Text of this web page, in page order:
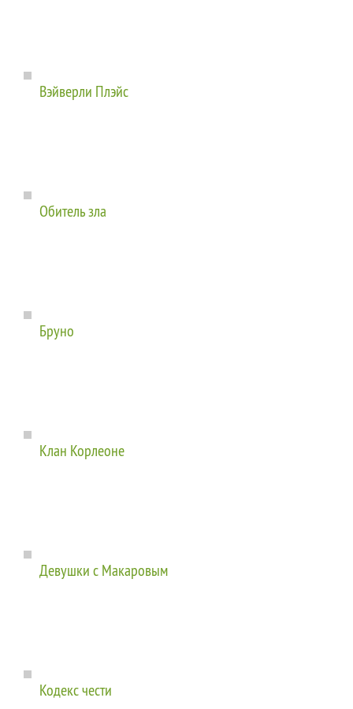
Вэйверли Плэйс
Обитель зла
Бруно
Клан Корлеоне
Девушки с Макаровым
Кодекс чести